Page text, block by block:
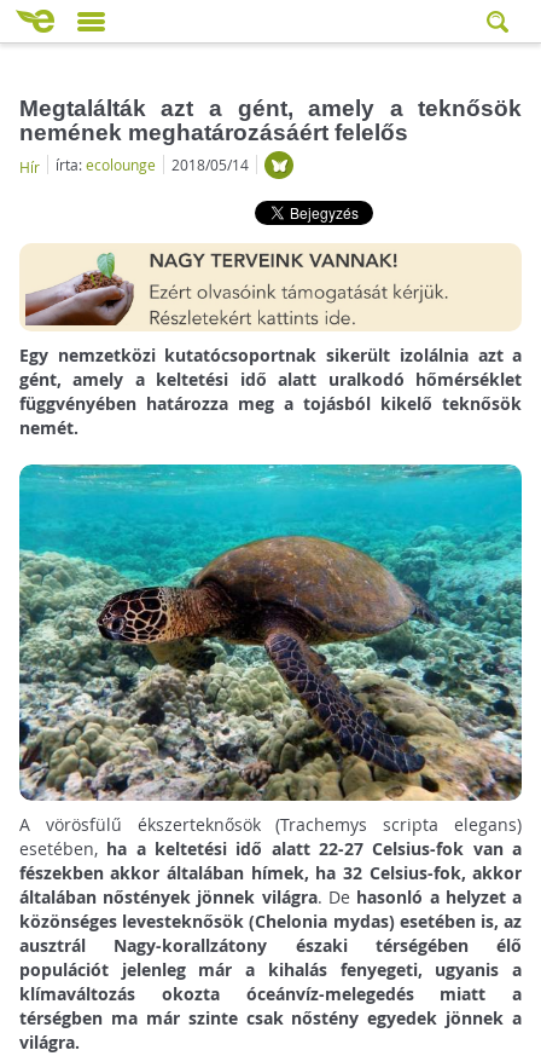
Megtalálták azt a gént, amely a teknősök
nemének meghatározásáért felelős
Hír írta:ecolounge 2018/05/14
Egy nemzetközi kutatócsoportnak sikerült izolálnia azt a
gént, amely a keltetési idő alatt uralkodó hőmérséklet
függvényében határozza meg a tojásból kikelő teknősök
nemét.
A vörösfülű ékszerteknősök (Trachemys scripta elegans)
esetében, ha a keltetési idő alatt 22-27 Celsius-fok van a
fészekben akkor általában hímek, ha 32 Celsius-fok, akkor
általában nőstények jönnek világra. De hasonló a helyzet a
közönséges levesteknősök (Chelonia mydas) esetében is, az
ausztrál Nagy-korallzátony északi térségében élő
populációt jelenleg már a kihalás fenyegeti, ugyanis a
klímaváltozás okozta óceánvíz-melegedés miatt a
térségben ma már szinte csak nőstény egyedek jönnek a
világra.